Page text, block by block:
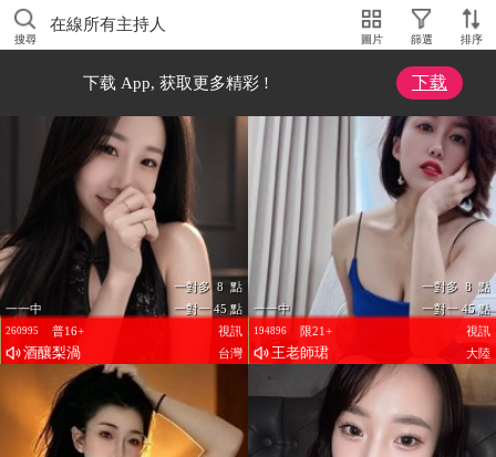
搜尋
在線所有主持人
圖片 篩選 排序
下载 App, 获取更多精彩 ! 下载
一一中
一對多 8 點
一對一 45 點
普16+
視訊
260995
酒釀梨渦 台灣
一一中
一對多 8 點
一對一 45 點
限21+
視訊
194896
王老師珺 大陸